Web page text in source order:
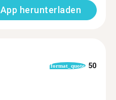
App herunterladen
format_quote 50